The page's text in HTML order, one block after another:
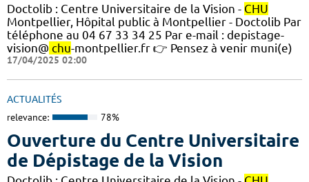
Doctolib : Centre Universitaire de la Vision - CHU
Montpellier, Hôpital public à Montpellier - Doctolib Par
téléphone au 04 67 33 34 25 Par e-mail : depistage-
vision@ chu-montpellier.fr 👉 Pensez à venir muni(e)
17/04/2025 02:00
ACTUALITÉS
relevance: 78%
Ouverture du Centre Universitaire
de Dépistage de la Vision